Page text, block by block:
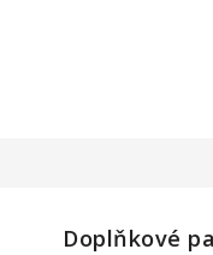
Doplňkové